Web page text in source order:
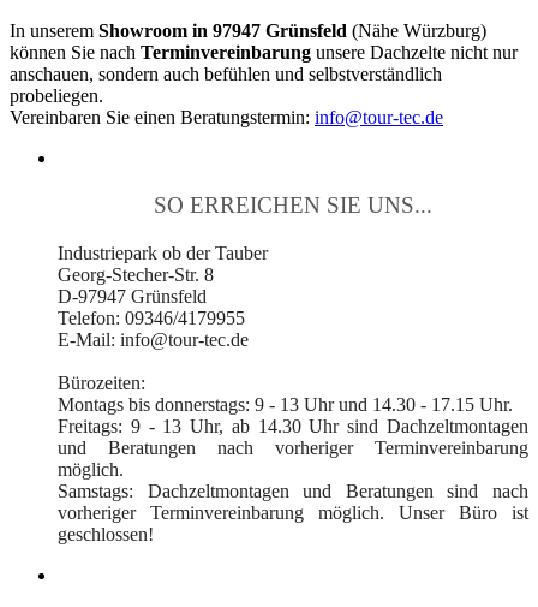
In unserem Showroom in 97947 Grünsfeld (Nähe Würzburg)
können Sie nach Terminvereinbarung unsere Dachzelte nicht nur
anschauen, sondern auch befühlen und selbstverständlich
probeliegen.
Vereinbaren Sie einen Beratungstermin: info@tour-tec.de
SO ERREICHEN SIE UNS...
Industriepark ob der Tauber
Georg-Stecher-Str. 8
D-97947 Grünsfeld
Telefon: 09346/4179955
E-Mail: info@tour-tec.de
Bürozeiten:
Montags bis donnerstags: 9 - 13 Uhr und 14.30 - 17.15 Uhr.
Freitags: 9 - 13 Uhr, ab 14.30 Uhr sind Dachzeltmontagen
und Beratungen nach vorheriger Terminvereinbarung
möglich.
Samstags: Dachzeltmontagen und Beratungen sind nach
vorheriger Terminvereinbarung möglich. Unser Büro ist
geschlossen!